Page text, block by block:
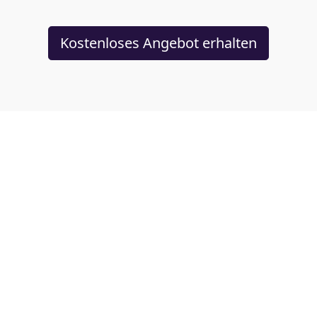
Kostenloses Angebot erhalten